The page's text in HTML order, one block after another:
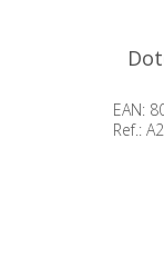
EAN:
Ref.: